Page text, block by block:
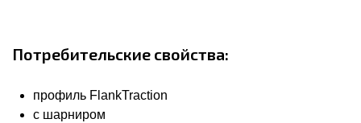
Потребительские свойства:
профиль FlankTraction
с шарниром